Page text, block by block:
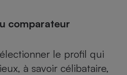
comparateur
le profil qui
à savoir célibataire,